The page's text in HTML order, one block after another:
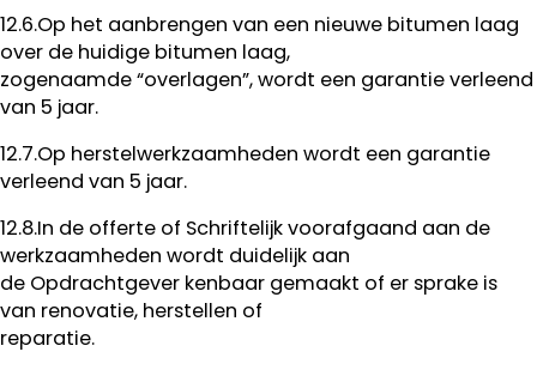
12.6.Op het aanbrengen van een nieuwe bitumen laag
over de huidige bitumen laag,
zogenaamde “overlagen”, wordt een garantie verleend
van 5 jaar.
12.7.Op herstelwerkzaamheden wordt een garantie
verleend van 5 jaar.
12.8.In de offerte of Schriftelijk voorafgaand aan de
werkzaamheden wordt duidelijk aan
de Opdrachtgever kenbaar gemaakt of er sprake is
van renovatie, herstellen of
reparatie.